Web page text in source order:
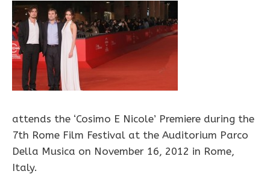
attends the ‘Cosimo E Nicole’ Premiere during the
7th Rome Film Festival at the Auditorium Parco
Della Musica on November 16, 2012 in Rome,
Italy.